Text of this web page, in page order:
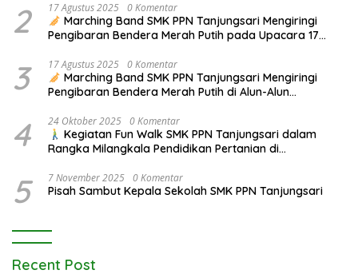
2 17 Agustus 2025 0 Komentar
Marching Band SMK PPN Tanjungsari Mengiringi
Pengibaran Bendera Merah Putih pada Upacara 17
3 17 Agustus 2025 0 Komentar
Marching Band SMK PPN Tanjungsari Mengiringi
Pengibaran Bendera Merah Putih di Alun-Alun
4 24 Oktober 2025 0 Komentar
Kegiatan Fun Walk SMK PPN Tanjungsari dalam
Rangka Milangkala Pendidikan Pertanian di
5 7 November 2025 0 Komentar
Pisah Sambut Kepala Sekolah SMK PPN Tanjungsari
Recent Post